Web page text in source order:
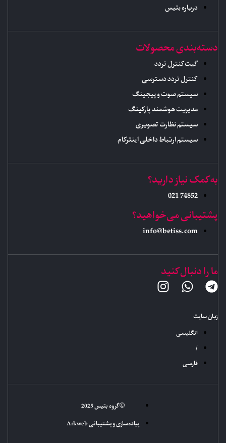
درباره بتیس
دسته‌بندی محصولات
گیت کنترل تردد
کنترل تردد دسترسی
سیستم صوت و پیجینگ
مدیریت هوشمند پارکینگ
سیستم نظارت تصویری
سیستم ارتباط داخلی اینترکام
به کمک نیاز دارید؟
74852 021
پشتیبانی می‌خواهید؟
info@betiss.com
ما را دنبال کنید
زبان سایت
انگلیسی
/
فارسی
© گروه بتیس 2025
پیاده‌سازی و پشتیبانی Arkweb